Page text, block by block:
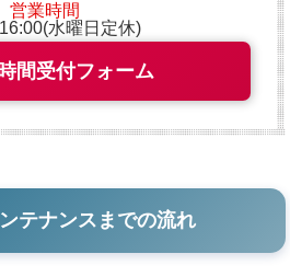
営業時間
水曜日定休)
間受付フォーム
テナンスまでの流れ